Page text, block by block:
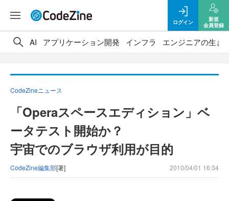
ログイン
新規
会員登録
AI アプリケーション開発 インフラ エンジニアの生き
CodeZineニュース
「Operaスペースエディション」ベ
ータテスト開始か？
宇宙でのブラウザ利用が目的
CodeZine編集部[著] 2010/04/01 16:34